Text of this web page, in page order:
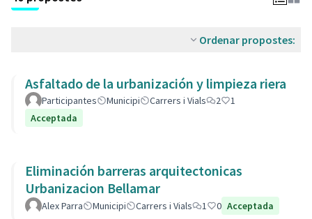
Ordenar propostes:
Asfaltado de la urbanización y limpieza riera
Participantes Municipi Carrers i Vials 2
1
Acceptada
Eliminación barreras arquitectonicas
Urbanizacion Bellamar
Alex Parra Municipi Carrers i Vials 1 0 Acceptada